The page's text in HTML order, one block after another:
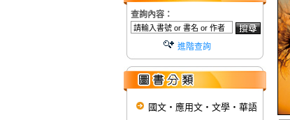
查詢內容：
進階查詢
國文‧應用文‧文學‧華語